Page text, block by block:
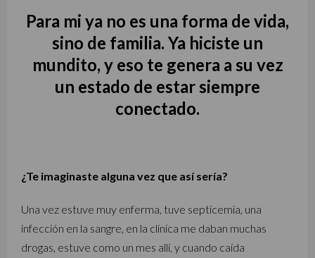
Para mi ya no es una forma de vida,
sino de familia. Ya hiciste un
mundito, y eso te genera a su vez
un estado de estar siempre
conectado.
¿Te imaginaste alguna vez que así sería?
Una vez estuve muy enferma, tuve septicemia, una
infección en la sangre, en la clínica me daban muchas
drogas, estuve como un mes allí, y cuando caída